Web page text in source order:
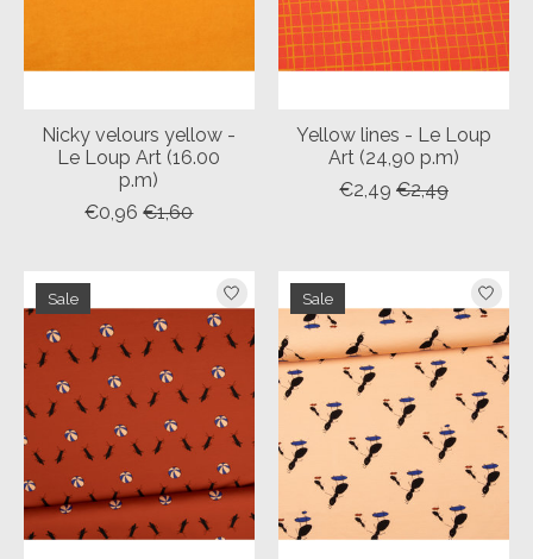
Nicky velours yellow -
Le Loup Art (16.00
p.m)
€0,96 €1,60
Yellow lines - Le Loup
Art (24,90 p.m)
€2,49 €2,49
Sale Sale